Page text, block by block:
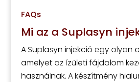
FAQs
Mi az a Suplasyn
A Suplasyn injekció egy olyan
amelyet az ízületi fájdalom
használnak. A készítmény